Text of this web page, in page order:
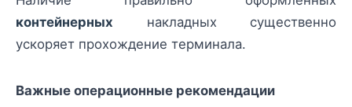
контейнерных накладных существенно
ускоряет прохождение терминала.
Важные операционные рекомендации